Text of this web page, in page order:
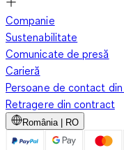
Companie
Sustenabilitate
Comunicate de presă
Carieră
Persoane de contact
Retragere din contract
România | RO